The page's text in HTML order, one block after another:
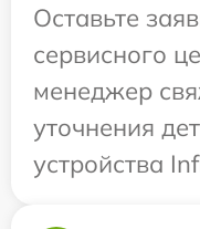
Оставьте
сервисного
менеджер
уточнения
устройства